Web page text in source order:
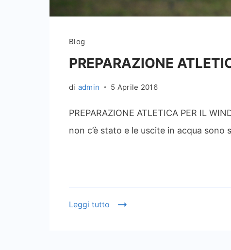
Blog
PREPARAZIONE
di admin 5 Aprile 2016
PREPARAZIONE ATLETICA PER IL
non c’è stato e le uscite in acqua
Leggi tutto